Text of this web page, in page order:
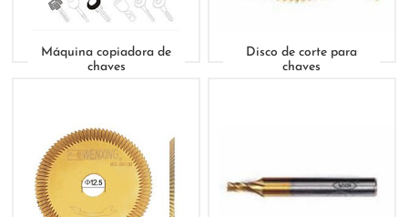
Máquina copiadora de
chaves
Disco de corte para
chaves